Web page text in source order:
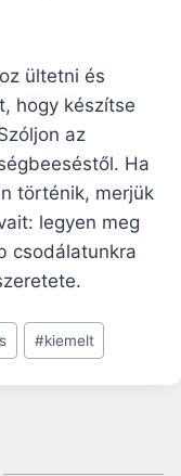
ültetni és
hogy készítse
az
Ha
történik, merjük
legyen meg
csodálatunkra
#kiemelt